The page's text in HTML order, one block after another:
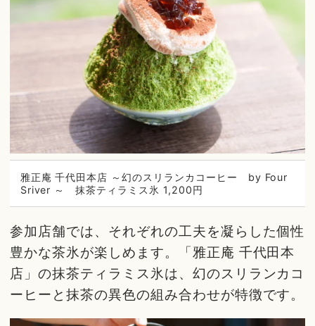
雅正庵 千代田本店 ～幻のスリランカコーヒー by Four
Sriver ～ 抹茶ティラミス氷 1,200円
参加店舗では、それぞれの工夫を凝らした個性
豊かな茶氷が楽しめます。「雅正庵 千代田本
店」の抹茶ティラミス氷は、幻のスリランカコ
ーヒーと抹茶の異色の組み合わせが特徴です。